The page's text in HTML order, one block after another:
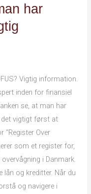
har
Vigtig information.
inden for finansiel
se, at man har
det vigtigt først at
“Register Over
som et register for,
i Danmark.
lån og kreditter. Når du
og navigere i